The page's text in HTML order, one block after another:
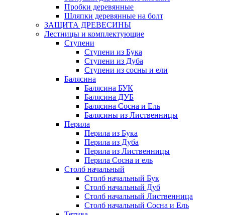
Пробки деревянные
Шляпки деревянные на болт
ЗАЩИТА ДРЕВЕСИНЫ
Лестницы и комплектующие
Ступени
Ступени из Бука
Ступени из Дуба
Ступени из сосны и ели
Балясина
Балясина БУК
Балясина ДУБ
Балясина Сосна и Ель
Балясины из Лиственницы
Перила
Перила из Бука
Перила из Дуба
Перила из Лиственницы
Перила Сосна и ель
Столб начальный
Столб начальный Бук
Столб начальный Дуб
Столб начальный Лиственница
Столб начальный Сосна и Ель